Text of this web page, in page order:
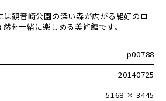
は観音崎公園の深い森が広がる絶好のロ
を一緒に楽しめる美術館です。
p00788
20140725
5168 × 3445